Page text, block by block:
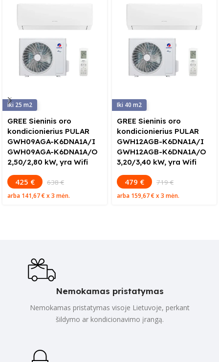
25
GREE Sieninis oro
kondicionierius PULAR
GWH09AGA-K6DNA1A/I
GWH09AGA-K6DNA1A/O
2,50/2,80 kW, yra Wifi
425 € 638 €
arba 141,67 €x 3 mėn.
40
GREE Sieninis oro
kondicionierius PULAR
GWH12AGB-K6DNA1A/I
GWH12AGB-K6DNA1A/O
3,20/3,40 kW, yra Wifi
479 € 719 €
arba 159,67 €x 3 mėn.
Nemokamas pristatymas
Nemokamas pristatymas visoje Lietuvoje, perkant
šildymo ar kondicionavimo įrangą.